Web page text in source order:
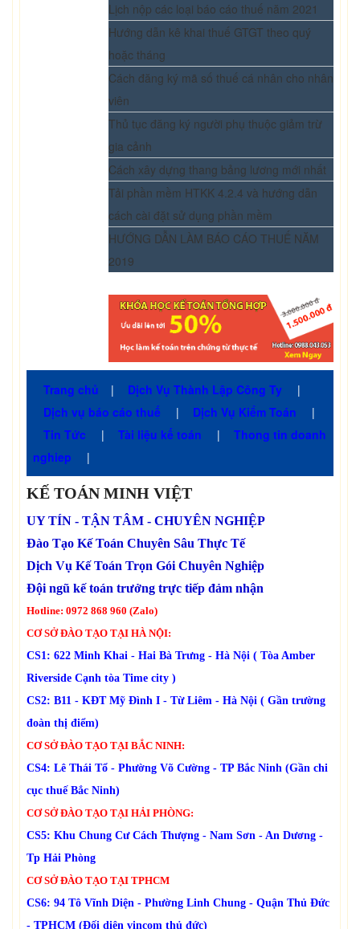
Lịch nộp các loại báo cáo thuế năm 2021
Hướng dẫn kê khai thuế GTGT theo quý
hoặc tháng
Cách đăng ký mã số thuế cá nhân cho nhân
viên
Thủ tục đăng ký người phụ thuộc giảm trừ
gia cảnh
Cách xây dựng thang bảng lương mới nhất
Tải phần mềm HTKK 4.2.4 và hướng dẫn
cách cài đặt sử dụng phần mềm
HƯỚNG DẪN LÀM BÁO CÁO THUẾ NĂM
2019
Trang chủ | Dịch Vụ Thành Lập Công Ty
|
Dịch vụ báo cáo thuế
| Dịch Vụ Kiểm Toán
|
Tin Tức
| Tài liệu kế toán |
Thong tin doanh
nghiep
|
KẾ TOÁN MINH VIỆT
UY TÍN - TẬN TÂM - CHUYÊN NGHIỆP
Đào Tạo Kế Toán Chuyên Sâu Thực Tế
Dịch Vụ Kế Toán Trọn Gói Chuyên Nghiệp
Đội ngũ kế toán trưởng trực tiếp đảm nhận
Hotline: 0972 868 960 (Zalo)
CƠ SỞ ĐÀO TẠO TẠI HÀ NỘI:
CS1: 622 Minh Khai - Hai Bà Trưng - Hà Nội ( Tòa Amber
Riverside Cạnh tòa Time city )
CS2: B11 - KĐT Mỹ Đình I - Từ Liêm - Hà Nội ( Gần trường
đoàn thị điểm)
CƠ SỞ ĐÀO TẠO TẠI BẮC NINH:
CS4: Lê Thái Tổ - Phường Võ Cường - TP Bắc Ninh (Gần chi
cục thuế Bắc Ninh)
CƠ SỞ ĐÀO TẠO TẠI HẢI PHÒNG:
CS5: Khu Chung Cư Cách Thượng - Nam Sơn - An Dương -
Tp Hải Phòng
CƠ SỞ ĐÀO TẠO TẠI TPHCM
CS6: 94 Tô Vĩnh Diện - Phường Linh Chung - Quận Thủ Đức
- TPHCM (Đối diện vincom thủ đức)